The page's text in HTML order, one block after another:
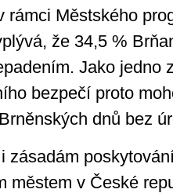
rámci Městského
že 34,5 %
Jako jedno
bezpečí proto
dnů bez
zásadám
městem v České